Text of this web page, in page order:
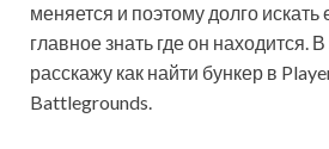
меняется и поэтому долго искать
главное знать где он находится. В
расскажу как найти бункер в
Battlegrounds.